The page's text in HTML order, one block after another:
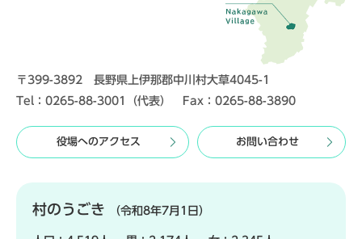
〒399-3892 長野県上伊那郡中川村大草4045-1
Tel：0265-88-3001（代表） Fax：0265-88-3890
役場へのアクセス お問い合わせ
村のうごき （令和8年7月1日）